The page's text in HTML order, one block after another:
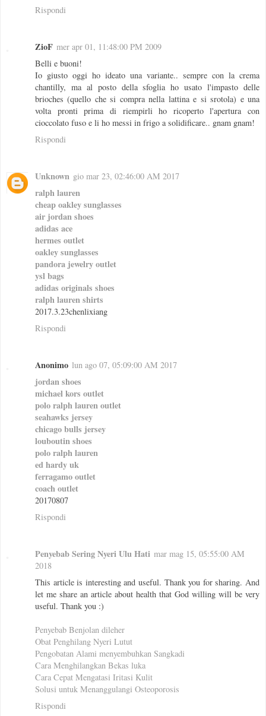
Rispondi
ZioF mer apr 01, 11:48:00 PM 2009
Belli e buoni!
Io giusto oggi ho ideato una variante.. sempre con la crema
chantilly, ma al posto della sfoglia ho usato l'impasto delle
brioches (quello che si compra nella lattina e si srotola) e una
volta pronti prima di riempirli ho ricoperto l'apertura con
cioccolato fuso e li ho messi in frigo a solidificare.. gnam gnam!
Rispondi
Unknown gio mar 23, 02:46:00 AM 2017
ralph lauren
cheap oakley sunglasses
air jordan shoes
adidas ace
hermes outlet
oakley sunglasses
pandora jewelry outlet
ysl bags
adidas originals shoes
ralph lauren shirts
2017.3.23chenlixiang
Rispondi
Anonimo lun ago 07, 05:09:00 AM 2017
jordan shoes
michael kors outlet
polo ralph lauren outlet
seahawks jersey
chicago bulls jersey
louboutin shoes
polo ralph lauren
ed hardy uk
ferragamo outlet
coach outlet
20170807
Rispondi
Penyebab Sering Nyeri Ulu Hati mar mag 15, 05:55:00 AM
2018
This article is interesting and useful. Thank you for sharing. And
let me share an article about health that God willing will be very
useful. Thank you :)
Penyebab Benjolan dileher
Obat Penghilang Nyeri Lutut
Pengobatan Alami menyembuhkan Sangkadi
Cara Menghilangkan Bekas luka
Cara Cepat Mengatasi Iritasi Kulit
Solusi untuk Menanggulangi Osteoporosis
Rispondi